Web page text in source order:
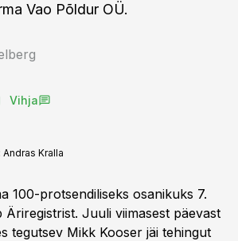
Vao Põldur OÜ.
Vihja
Andras Kralla
100-protsendiliseks osanikuks 7.
Äriregistrist. Juuli viimasest päevast
tegutsev Mikk Kooser jäi tehingut